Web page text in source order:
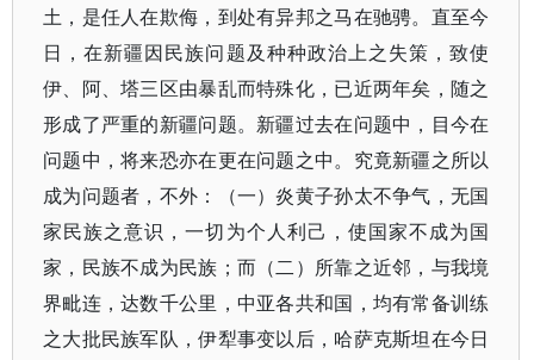
土，是任人在欺侮，到处有异邦之马在驰骋。直至今
日，在新疆因民族问题及种种政治上之失策，致使
伊、阿、塔三区由暴乱而特殊化，已近两年矣，随之
形成了严重的新疆问题。新疆过去在问题中，目今在
问题中，将来恐亦在更在问题之中。究竟新疆之所以
成为问题者，不外：（一）炎黄子孙太不争气，无国
家民族之意识，一切为个人利己，使国家不成为国
家，民族不成为民族；而（二）所靠之近邻，与我境
界毗连，达数千公里，中亚各共和国，均有常备训练
之大批民族军队，伊犁事变以后，哈萨克斯坦在今日